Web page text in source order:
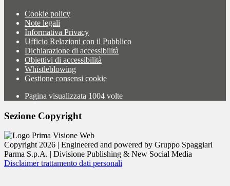
Cookie policy
Note legali
Informativa Privacy
Ufficio Relazioni con il Pubblico
Dichiarazione di accessibilità
Obiettivi di accessibilità
Whistleblowing
Gestione consensi cookie
Pagina visualizzata 1004 volte
Sezione Copyright
Copyright 2026 | Engineered and powered by Gruppo Spaggiari
Parma S.p.A. | Divisione Publishing & New Social Media
Disclaimer trattamento dati personali